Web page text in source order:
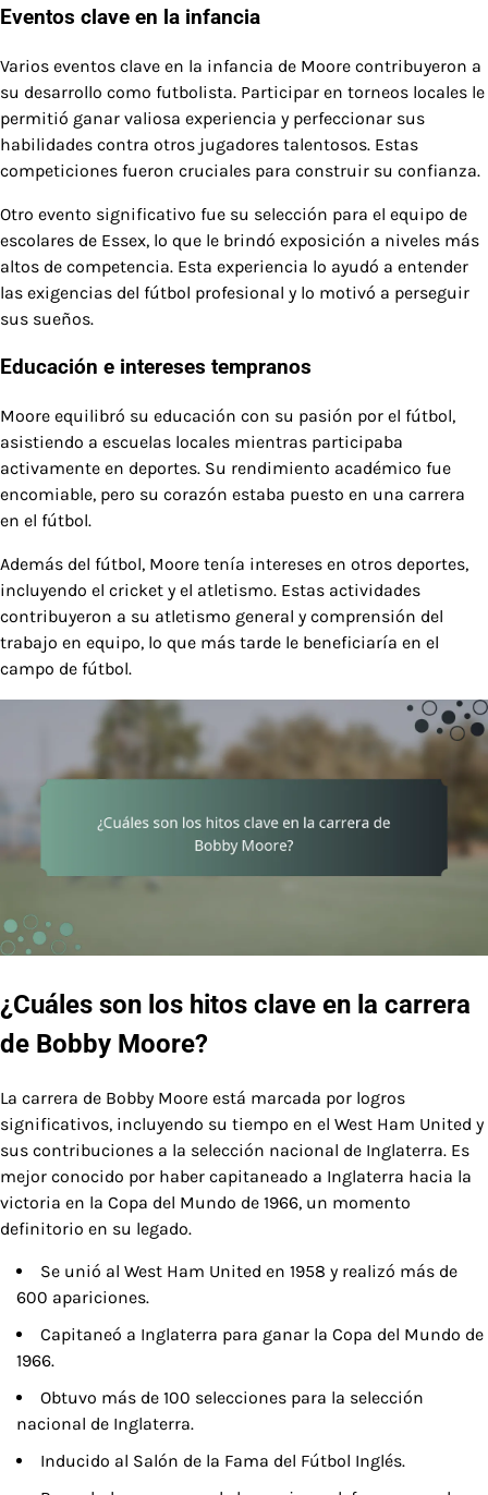
Eventos clave en la infancia
Varios eventos clave en la infancia de Moore contribuyeron a
su desarrollo como futbolista. Participar en torneos locales le
permitió ganar valiosa experiencia y perfeccionar sus
habilidades contra otros jugadores talentosos. Estas
competiciones fueron cruciales para construir su confianza.
Otro evento significativo fue su selección para el equipo de
escolares de Essex, lo que le brindó exposición a niveles más
altos de competencia. Esta experiencia lo ayudó a entender
las exigencias del fútbol profesional y lo motivó a perseguir
sus sueños.
Educación e intereses tempranos
Moore equilibró su educación con su pasión por el fútbol,
asistiendo a escuelas locales mientras participaba
activamente en deportes. Su rendimiento académico fue
encomiable, pero su corazón estaba puesto en una carrera
en el fútbol.
Además del fútbol, Moore tenía intereses en otros deportes,
incluyendo el cricket y el atletismo. Estas actividades
contribuyeron a su atletismo general y comprensión del
trabajo en equipo, lo que más tarde le beneficiaría en el
campo de fútbol.
¿Cuáles son los hitos clave en la carrera
de Bobby Moore?
La carrera de Bobby Moore está marcada por logros
significativos, incluyendo su tiempo en el West Ham United y
sus contribuciones a la selección nacional de Inglaterra. Es
mejor conocido por haber capitaneado a Inglaterra hacia la
victoria en la Copa del Mundo de 1966, un momento
definitorio en su legado.
Se unió al West Ham United en 1958 y realizó más de
600 apariciones.
Capitaneó a Inglaterra para ganar la Copa del Mundo de
1966.
Obtuvo más de 100 selecciones para la selección
nacional de Inglaterra.
Inducido al Salón de la Fama del Fútbol Inglés.